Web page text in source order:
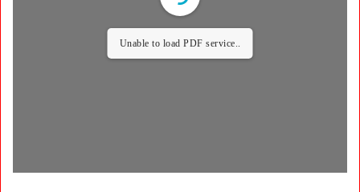
Unable to load PDF service..